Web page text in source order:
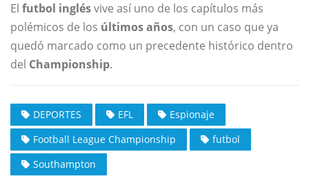
El futbol inglésvive así uno de los capítulos más
polémicos de los últimos años, con un caso que ya
quedó marcado como un precedente histórico dentro
del Championship.
DEPORTES EFL
Espionaje
Football League Championship
futbol
Southampton